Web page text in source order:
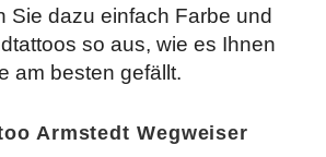
Sie dazu einfach Farbe und
so aus, wie es Ihnen
am besten gefällt.
Armstedt Wegweiser